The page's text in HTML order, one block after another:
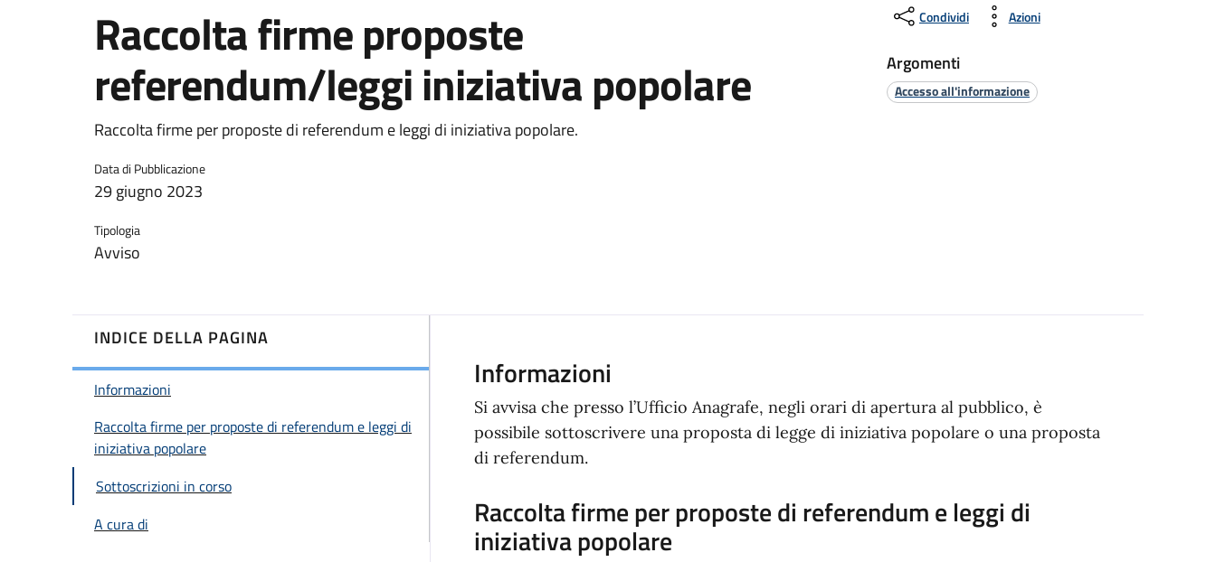
Raccolta firme proposte
referendum/leggi iniziativa popolare
Raccolta firme per proposte di referendum e leggi di iniziativa popolare.
Data di Pubblicazione
29 giugno 2023
Tipologia
Avviso
Condividi Azioni
Argomenti
Accesso all'informazione
INDICE DELLA PAGINA
Informazioni
Raccolta firme per proposte di referendum e leggi di
iniziativa popolare
Sottoscrizioni in corso
A cura di
Informazioni
Si avvisa che presso l’Ufficio Anagrafe, negli orari di apertura al pubblico, è
possibile sottoscrivere una proposta di legge di iniziativa popolare o una proposta
di referendum.
Raccolta firme per proposte di referendum e leggi di
iniziativa popolare